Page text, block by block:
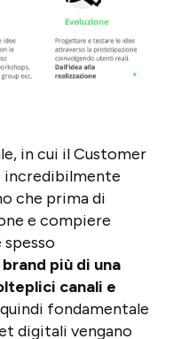
in cui il Customer
incredibilmente
che prima di
e compiere
spesso
più di una
canali e
fondamentale
digitali vengano